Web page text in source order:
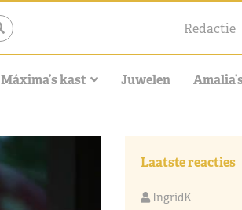
Redactie
Máxima’s kast Juwelen
Laatste reacties
IngridK